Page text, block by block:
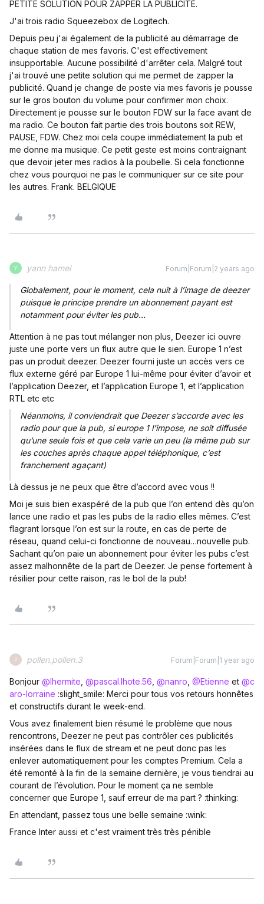
PETITE SOLUTION POUR ZAPPER LA PUBLICITÉ.
J'ai trois radio Squeezebox de Logitech.
Depuis peu j'ai également de la publicité au démarrage de
chaque station de mes favoris. C'est effectivement
insupportable. Aucune possibilité d'arrêter cela. Malgré tout
j'ai trouvé une petite solution qui me permet de zapper la
publicité. Quand je change de poste via mes favoris je pousse
sur le gros bouton du volume pour confirmer mon choix.
Directement je pousse sur le bouton FDW sur la face avant de
ma radio. Ce bouton fait partie des trois boutons soit REW,
PAUSE, FDW. Chez moi cela coupe immédiatement la pub et
me donne ma musique. Ce petit geste est moins contraignant
que devoir jeter mes radios à la poubelle. Si cela fonctionne
chez vous pourquoi ne pas le communiquer sur ce site pour
les autres. Frank. BELGIQUE
Y yann hamel Forum|Forum|2 years ago
Globalement, pour le moment, cela nuit à l’image de deezer
puisque le principe prendre un abonnement payant est
notamment pour éviter les pub…
Attention à ne pas tout mélanger non plus, Deezer ici ouvre
juste une porte vers un flux autre que le sien. Europe 1 n’est
pas un produit deezer. Deezer fourni juste un accès vers ce
flux externe géré par Europe 1 lui-même pour éviter d’avoir et
l’application Deezer, et l’application Europe 1, et l’application
RTL etc etc
Néanmoins, il conviendrait que Deezer s’accorde avec les
radio pour que la pub, si europe 1 l’impose, ne soit diffusée
qu’une seule fois et que cela varie un peu (la même pub sur
les couches après chaque appel téléphonique, c’est
franchement agaçant)
Là dessus je ne peux que être d’accord avec vous !!
Moi je suis bien exaspéré de la pub que l’on entend dès qu’on
lance une radio et pas les pubs de la radio elles mêmes. C’est
flagrant lorsque l’on est sur la route, en cas de perte de
réseau, quand celui-ci fonctionne de nouveau…nouvelle pub.
Sachant qu’on paie un abonnement pour éviter les pubs c’est
assez malhonnête de la part de Deezer. Je pense fortement à
résilier pour cette raison, ras le bol de la pub!
P pollen.pollen.3 Forum|Forum|1 year ago
Bonjour @lhermite @pascal.lhote.56 @nanro @Etienne et @c
aro-lorraine :slight_smile: Merci pour tous vos retours honnêtes
et constructifs durant le week-end.
Vous avez finalement bien résumé le problème que nous
rencontrons, Deezer ne peut pas contrôler ces publicités
insérées dans le flux de stream et ne peut donc pas les
enlever automatiquement pour les comptes Premium. Cela a
été remonté à la fin de la semaine dernière, je vous tiendrai au
courant de l’évolution. Pour le moment ça ne semble
concerner que Europe 1, sauf erreur de ma part ? :thinking:
En attendant, passez tous une belle semaine :wink:
France Inter aussi et c'est vraiment très très pénible